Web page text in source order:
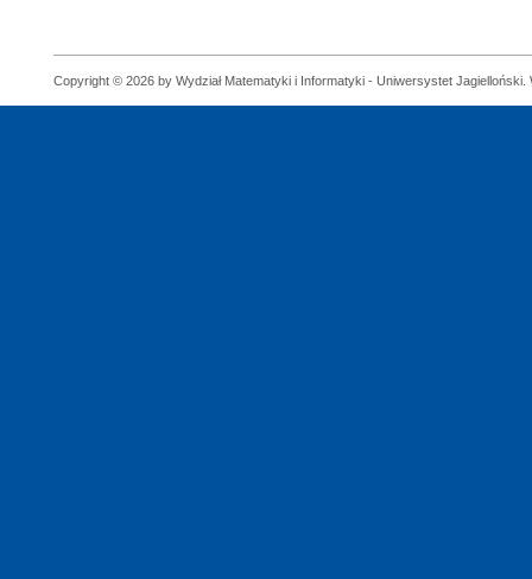
Copyright © 2026 by Wydział Matematyki i Informatyki - Uniwersystet